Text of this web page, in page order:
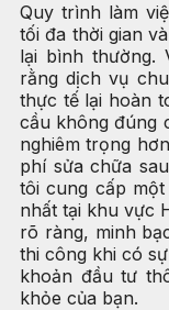
Quy trình làm
tối đa thời gian
lại bình thường.
rằng dịch vụ
thực tế lại hoàn
cầu không đúng
nghiêm trọng
phí sửa chữa
tôi cung cấp
nhất tại khu vực
rõ ràng, minh
thi công khi có
khoản đầu tư
khỏe của bạn.